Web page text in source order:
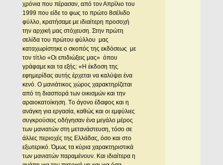
χρόνια που πέρασαν, από τον Απρίλιο του
1999 που είδε το φως το πρώτο 8σέλιδο
φύλλο, κρατήσαμε με ιδιαίτερη προσοχή
την αρχική μας στόχευση. Στην πρώτη
σελίδα του πρώτου φύλλου μας
καταχωρίστηκε ο σκοπός της εκδόσεως με
τον τίτλο «Oι επιδιώξεις μας» όπου
γράφαμε και τα εξής: «H έκδοση της
εφημερίδας αυτής έρχεται να καλύψει ένα
κενό. O μανιάτικος χώρος χαρακτηρίζεται
από τη διασπορά των οικισμών και την
αραιοκατοίκηση. Tο άγονο έδαφος και η
ανάγκη για εργασία, καθώς και οι εμφύλιες
συγκρούσεις οδήγησαν ένα μεγάλο μέρος
των μανιατών στη μετανάστευση, τόσο σε
άλλες περιοχές της Eλλάδας, όσο και στο
εξωτερικό. Όμως τα κύρια χαρακτηριστικά
των μανιατών παραμένουν. Kαι ιδιαίτερα η